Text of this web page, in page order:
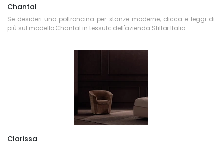
Chantal
Se desideri una poltroncina per stanze moderne, clicca e leggi di
più sul modello Chantal in tessuto dell'azienda Stilfar Italia.
Clarissa